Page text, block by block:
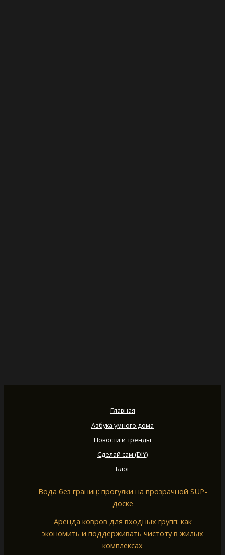
Главная
Азбука умного дома
Новости и тренды
Сделай сам (DIY)
Блог
Вода без границ: прогулки на прозрачной SUP-
доске
Аренда ковров для входных групп: как
экономить и поддерживать чистоту в жилых
комплексах